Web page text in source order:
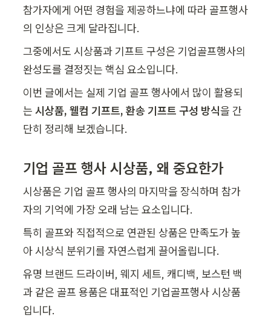
참가자에게 어떤 경험을 제공하느냐에 따라 골프행사
의 인상은 크게 달라집니다.
그중에서도 시상품과 기프트 구성은 기업골프행사의
완성도를 결정짓는 핵심 요소입니다.
이번 글에서는 실제 기업 골프 행사에서 많이 활용되
는 시상품, 웰컴 기프트, 환송 기프트 구성 방식을 간
단히 정리해 보겠습니다.
기업 골프 행사 시상품, 왜 중요한가
시상품은 기업 골프 행사의 마지막을 장식하며 참가
자의 기억에 가장 오래 남는 요소입니다.
특히 골프와 직접적으로 연관된 상품은 만족도가 높
아 시상식 분위기를 자연스럽게 끌어올립니다.
유명 브랜드 드라이버, 웨지 세트, 캐디백, 보스턴 백
과 같은 골프 용품은 대표적인 기업골프행사 시상품
입니다.